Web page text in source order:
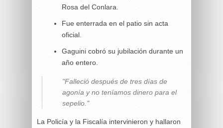
Rosa del Conlara.
Fue enterrada en el patio sin acta
oficial.
Gaguini cobró su jubilación durante un
año entero.
"Falleció después de tres días de
agonía y no teníamos dinero para el
sepelio."
La Policía y la Fiscalía intervinieron y hallaron